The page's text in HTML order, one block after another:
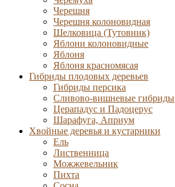
Черешня
Черешня колоновидная
Шелковица (Тутовник)
Яблони колоновидные
Яблоня
Яблоня красномясая
Гибриды плодовых деревьев
Гибриды персика
Сливово-вишневые гибриды
Церападус и Падоцерус
Шарафуга, Априум
Хвойные деревья и кустарники
Ель
Лиственница
Можжевельник
Пихта